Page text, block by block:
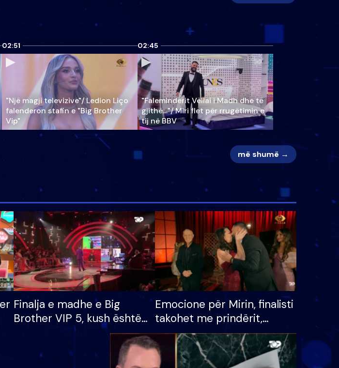
02:51
"Një magji televizive"/ Ledion Liço
falenderon stafin e "Big Brother
Vip"
02:45
"Faleminderit Vëllai i Madh dhe të
gjithë…"/ Miri flet për rrugëtimin e
tij në BBV
më shumë →
Finalja e madhe e Big
Brother VIP 5, kush është
banori i parë që lë shtëpinë
dhe humb mundësinë për
të fituar çmimin e madh
Emocione për Mirin, finalisti
takohet me prindërit,
vajzën dhe bashkëshorten:
S’kemi ndonjë letër divorci
apo jo?